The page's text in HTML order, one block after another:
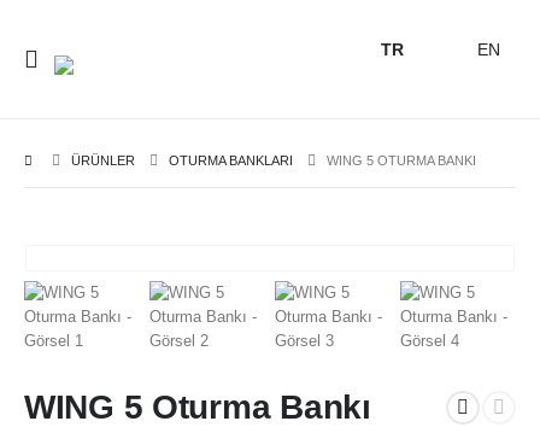
TR EN
ÜRÜNLER OTURMA BANKLARI WING 5 OTURMA BANKI
WING 5 Oturma Bankı